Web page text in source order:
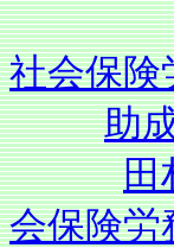
社会保険
助
田
会保険労